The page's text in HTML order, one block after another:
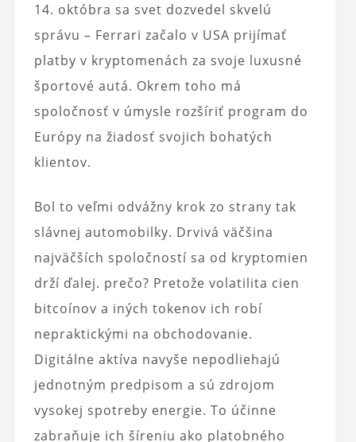
14. októbra sa svet dozvedel skvelú
správu – Ferrari začalo v USA prijímať
platby v kryptomenách za svoje luxusné
športové autá. Okrem toho má
spoločnosť v úmysle rozšíriť program do
Európy na žiadosť svojich bohatých
klientov.
Bol to veľmi odvážny krok zo strany tak
slávnej automobilky. Drvivá väčšina
najväčších spoločností sa od kryptomien
drží ďalej. prečo? Pretože volatilita cien
bitcoínov a iných tokenov ich robí
nepraktickými na obchodovanie.
Digitálne aktíva navyše nepodliehajú
jednotným predpisom a sú zdrojom
vysokej spotreby energie. To účinne
zabraňuje ich šíreniu ako platobného